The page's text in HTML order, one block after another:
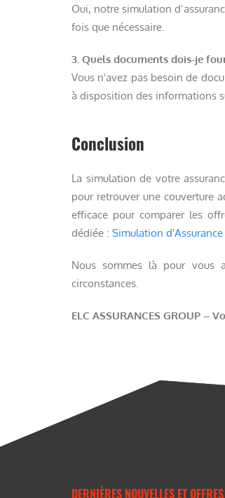
Oui, notre simulation
fois que nécessaire.
3. Quels documents dois-je
Vous n'avez pas besoin de
à disposition des informations
Conclusion
La simulation de votre
pour retrouver une couverture
efficace pour comparer les
dédiée : Simulation d'Assurance
Nous sommes là pour vous
circonstances.
ELC ASSURANCES GROUP –
DERNIÈRES NOUVELLES ET